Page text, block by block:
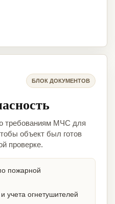
БЛОК ДОКУМЕНТОВ
требованиям МЧС для
объект был готов
проверке.
пожарной
учета огнетушителей